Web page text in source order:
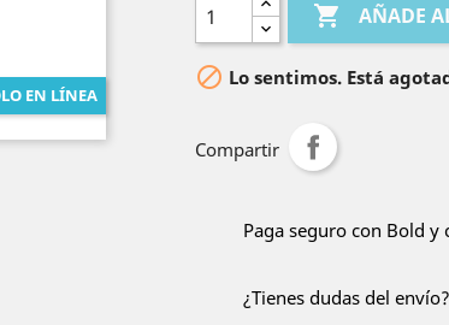
EN LÍNEA
 AÑADE
 Lo sentimos. Está
Compartir
Paga seguro con Bold y
¿Tienes dudas del